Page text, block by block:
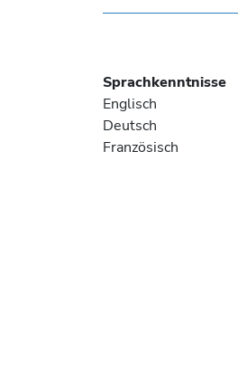
Sprachkenntnisse
Englisch
Deutsch
Französisch